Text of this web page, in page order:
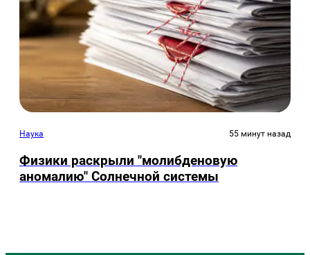
Наука 55 минут назад
Физики раскрыли "молибденовую
аномалию" Солнечной системы